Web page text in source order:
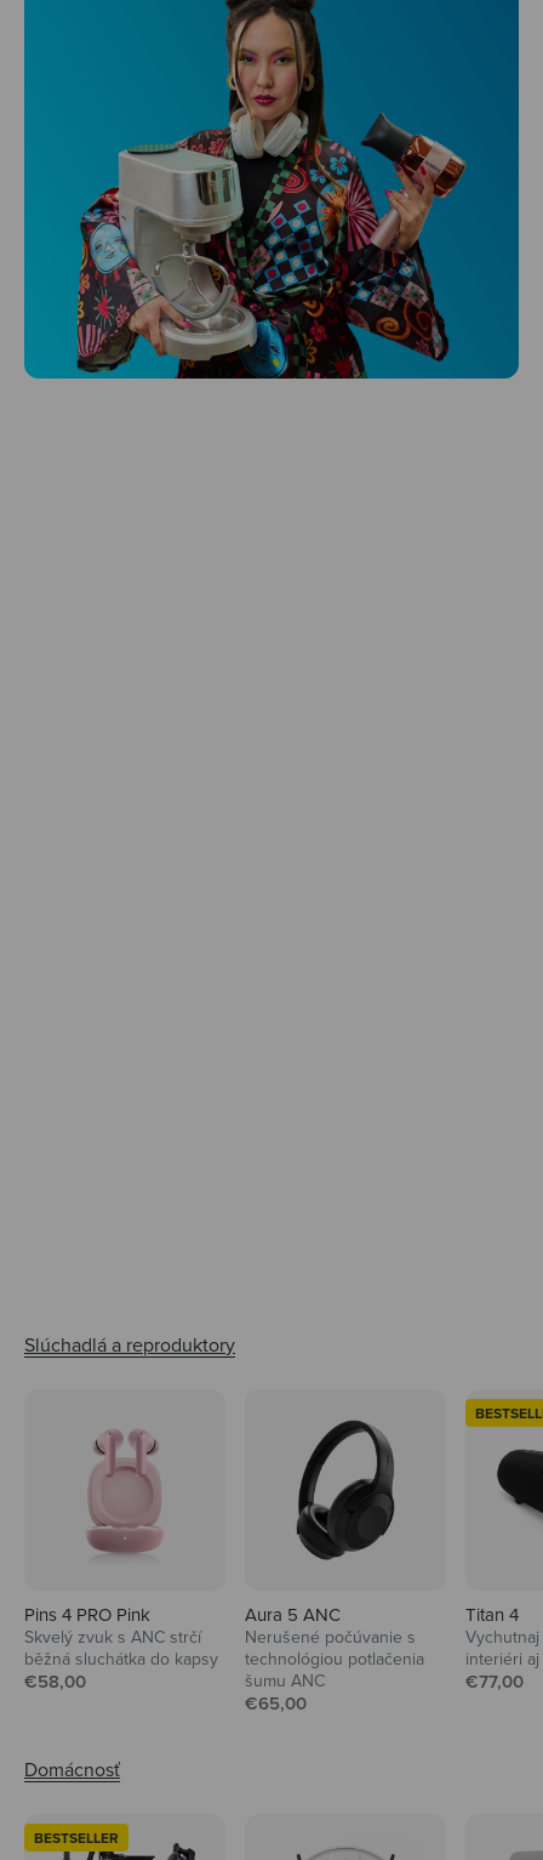
Niceboy ONE Ultra
Sleduje tvoje zdravie, spánok aj pohyb
a ešte k tomu aj platí.
Pins 4 PRO Pink
Skvelý zvuk s ANC strčí
běžná sluchátka do kapsy
Predajná cena
€58,00
Aura 5 ANC
Nerušené počúvanie s
technológiou potlačenia
šumu ANC
Predajná cena
€65,00
Titan 4
interiéri
Predajná
€77,00
BESTSELLER